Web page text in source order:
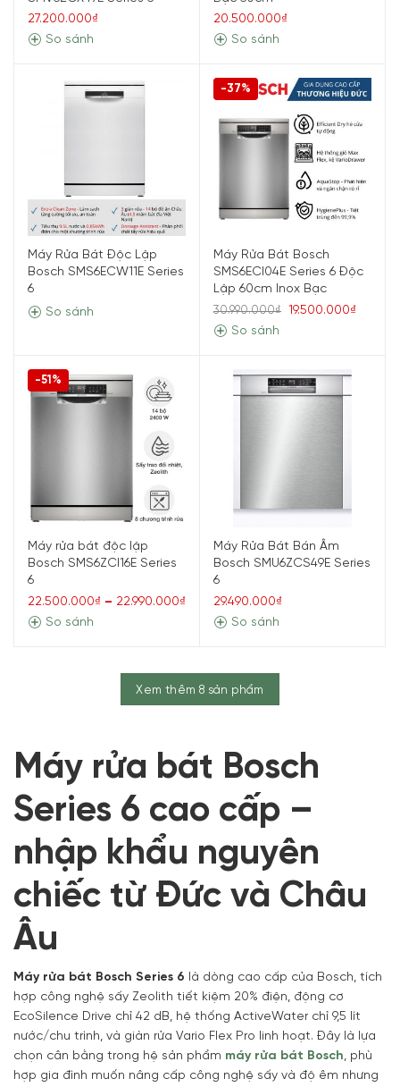
27.200.000₫
So sánh
20.500.000₫
So sánh
Máy Rửa Bát Độc Lập
Bosch SMS6ECW11E Series
6
So sánh
-37%
Máy Rửa Bát Bosch
SMS6ECI04E Series 6 Độc
Lập 60cm Inox Bạc
30.990.000₫
19.500.000₫
So sánh
-51%
Máy rửa bát độc lập
Bosch SMS6ZCI16E Series
6
22.500.000₫ – 22.990.000₫
So sánh
Máy Rửa Bát Bán Âm
Bosch SMU6ZCS49E Series
6
29.490.000₫
So sánh
Xem thêm 8 sản phẩm
Máy rửa bát Bosch
Series 6 cao cấp –
nhập khẩu nguyên
chiếc từ Đức và Châu
Âu
Máy rửa bát Bosch Series 6 là dòng cao cấp của Bosch, tích
hợp công nghệ sấy Zeolith tiết kiệm 20% điện, động cơ
EcoSilence Drive chỉ 42 dB, hệ thống ActiveWater chỉ 9,5 lít
nước/chu trình, và giàn rửa Vario Flex Pro linh hoạt. Đây là lựa
chọn cân bằng trong hệ sản phẩm máy rửa bát Bosch, phù
hợp gia đình muốn nâng cấp công nghệ sấy và độ êm nhưng